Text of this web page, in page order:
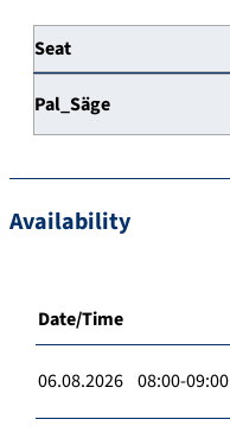
Seat
Pal_Säge
Availability
Date/Time
06.08.2026 08:00-09:00